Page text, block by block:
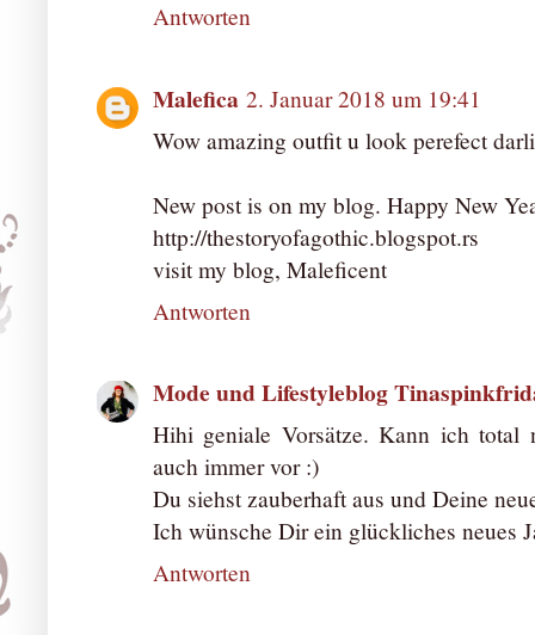
Antworten
Malefica 2. Januar 2018 um 19:41
Wow amazing outfit u look perefect
New post is on my blog. Happy New
http://thestoryofagothic.blogspot.rs
visit my blog, Maleficent
Antworten
Mode und Lifestyleblog
Hihi geniale Vorsätze. Kann ich total
auch immer vor :)
Du siehst zauberhaft aus und Deine
Ich wünsche Dir ein glückliches neues
Antworten